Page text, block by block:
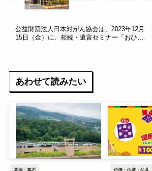
公益財団法人日本対がん協会は、2023年12月
15日（金）に、相続・遺言セミナー「おひと
あわせて読みたい
墓地・墓石 位牌・仏壇・仏具